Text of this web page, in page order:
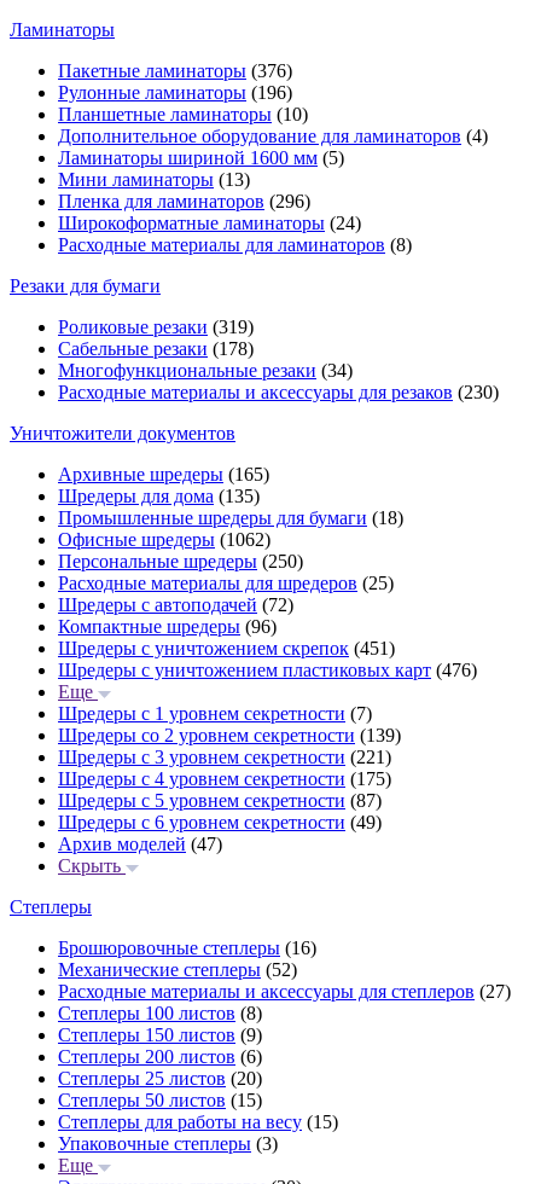
Ламинаторы
Пакетные ламинаторы (376)
Рулонные ламинаторы (196)
Планшетные ламинаторы (10)
Дополнительное оборудование для ламинаторов (4)
Ламинаторы шириной 1600 мм (5)
Мини ламинаторы (13)
Пленка для ламинаторов (296)
Широкоформатные ламинаторы (24)
Расходные материалы для ламинаторов (8)
Резаки для бумаги
Роликовые резаки (319)
Сабельные резаки (178)
Многофункциональные резаки (34)
Расходные материалы и аксессуары для резаков (230)
Уничтожители документов
Архивные шредеры (165)
Шредеры для дома (135)
Промышленные шредеры для бумаги (18)
Офисные шредеры (1062)
Персональные шредеры (250)
Расходные материалы для шредеров (25)
Шредеры с автоподачей (72)
Компактные шредеры (96)
Шредеры с уничтожением скрепок (451)
Шредеры с уничтожением пластиковых карт (476)
Еще
Шредеры с 1 уровнем секретности (7)
Шредеры со 2 уровнем секретности (139)
Шредеры с 3 уровнем секретности (221)
Шредеры с 4 уровнем секретности (175)
Шредеры с 5 уровнем секретности (87)
Шредеры с 6 уровнем секретности (49)
Архив моделей (47)
Скрыть
Степлеры
Брошюровочные степлеры (16)
Механические степлеры (52)
Расходные материалы и аксессуары для степлеров (27)
Степлеры 100 листов (8)
Степлеры 150 листов (9)
Степлеры 200 листов (6)
Степлеры 25 листов (20)
Степлеры 50 листов (15)
Степлеры для работы на весу (15)
Упаковочные степлеры (3)
Еще